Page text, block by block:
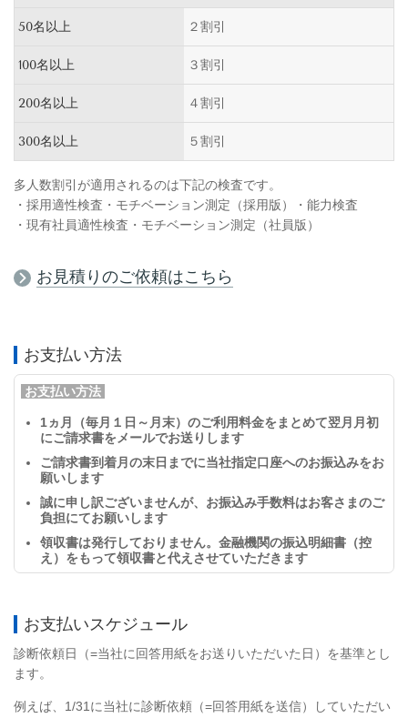
50名以上 ２割引
100名以上 ３割引
200名以上 ４割引
300名以上 ５割引
多人数割引が適用されるのは下記の検査です。
・採用適性検査・モチベーション測定（採用版）・能力検査
・現有社員適性検査・モチベーション測定（社員版）
お見積りのご依頼はこちら
お支払い方法
お支払い方法
1ヵ月（毎月１日～月末）のご利用料金をまとめて翌月月初
にご請求書をメールでお送りします
ご請求書到着月の末日までに当社指定口座へのお振込みをお
願いします
誠に申し訳ございませんが、お振込み手数料はお客さまのご
負担にてお願いします
領収書は発行しておりません。金融機関の振込明細書（控
え）をもって領収書と代えさせていただきます
お支払いスケジュール
診断依頼日（=当社に回答用紙をお送りいただいた日）を基準とし
ます。
例えば、1/31に当社に診断依頼（=回答用紙を送信）していただい